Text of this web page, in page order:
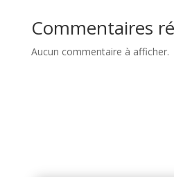
Commentaires
Aucun commentaire à afficher.